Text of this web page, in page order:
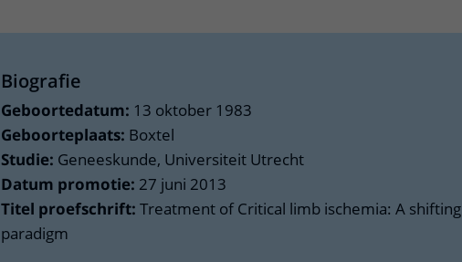
Biografie
Geboortedatum: 13 oktober 1983
Geboorteplaats: Boxtel
Studie: Geneeskunde, Universiteit Utrecht
Datum promotie: 27 juni 2013
Titel proefschrift: Treatment of Critical limb ischemia: A shifting
paradigm